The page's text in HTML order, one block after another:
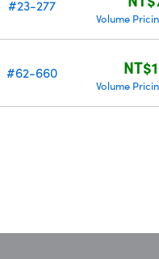
#23-277
Volume
#62-660
Volume